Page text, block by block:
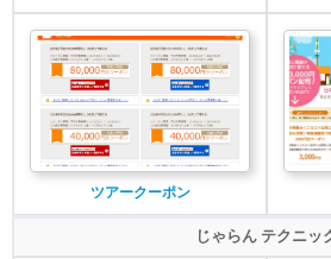
ツアークーポン
じゃらん テクニッ